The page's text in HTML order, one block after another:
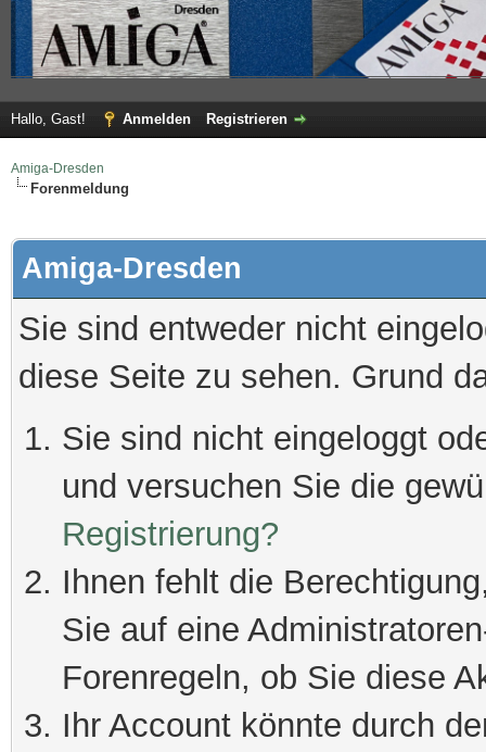
Hallo, Gast! Anmelden Registrieren
Amiga-Dresden
Forenmeldung
Amiga-Dresden
Sie sind entweder nicht
diese Seite zu sehen. Grund
Sie sind nicht eingeloggt
und versuchen Sie die
Registrierung?
Ihnen fehlt die
Sie auf eine
Forenregeln, ob Sie diese
Ihr Account könnte durch